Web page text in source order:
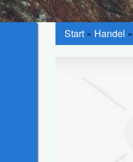
Start» Handel »